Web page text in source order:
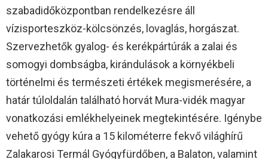
szabadidőközpontban rendelkezésre áll
vízisporteszköz-kölcsönzés, lovaglás, horgászat.
Szervezhetők gyalog- és kerékpártúrák a zalai és
somogyi dombságba, kirándulások a környékbeli
történelmi és természeti értékek megismerésére, a
határ túloldalán található horvát Mura-vidék magyar
vonatkozási emlékhelyeinek megtekintésére. Igénybe
vehető gyógy kúra a 15 kilométerre fekvő világhírű
Zalakarosi Termál Gyógyfürdőben, a Balaton, valamint